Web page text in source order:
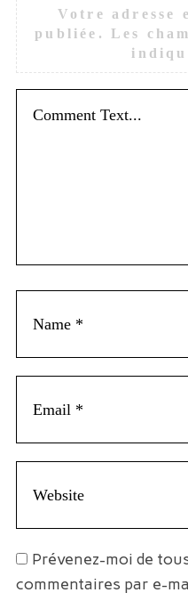
Votre adresse
publiée.
Les
Prévenez-moi de
commentaires par e-